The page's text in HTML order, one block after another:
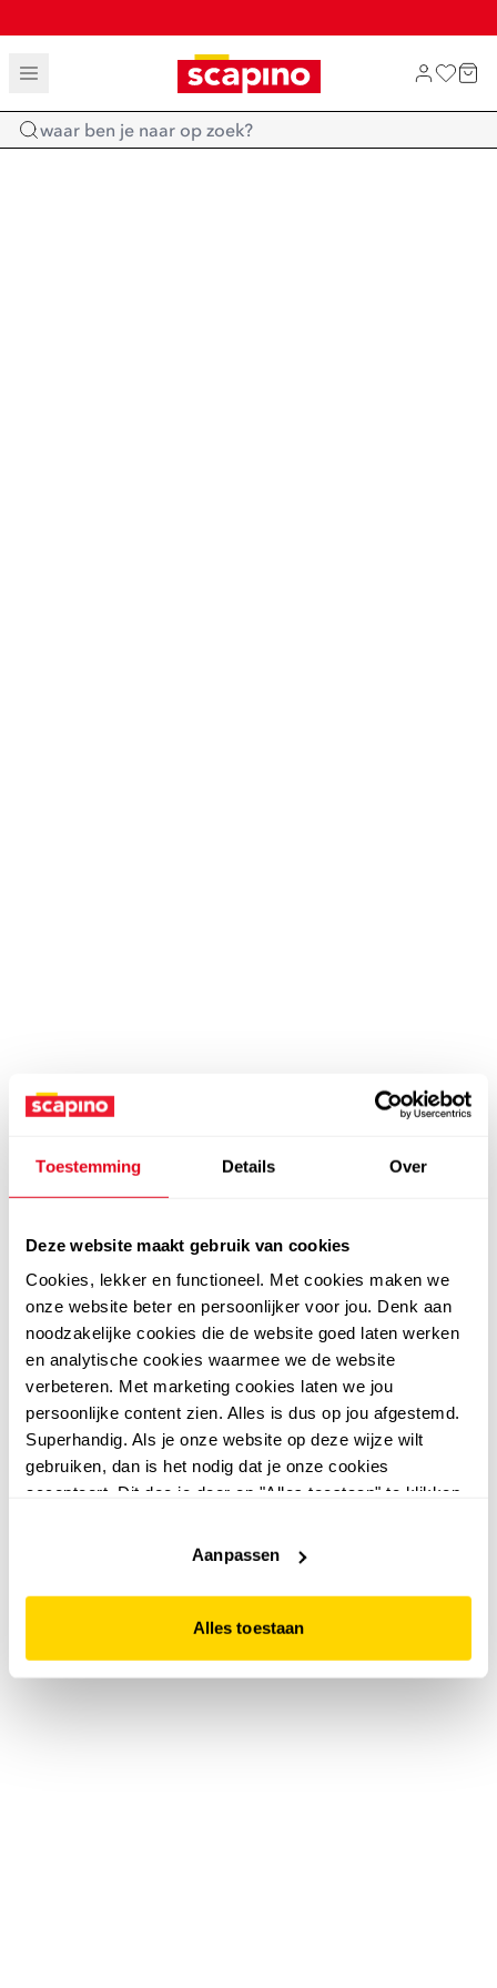
Toestemming Details Over
Deze website maakt gebruik van cookies
Cookies, lekker en functioneel. Met cookies maken we
onze website beter en persoonlijker voor jou. Denk aan
noodzakelijke cookies die de website goed laten werken
en analytische cookies waarmee we de website
verbeteren. Met marketing cookies laten we jou
persoonlijke content zien. Alles is dus op jou afgestemd.
Superhandig. Als je onze website op deze wijze wilt
gebruiken, dan is het nodig dat je onze cookies
accepteert. Dit doe je door op "Alles toestaan" te klikken.
website niet optimaal functioneert.
Aanpassen
Alles toestaan
TOT 70% KORTING OP SALE
SHOP NIEUW
Home